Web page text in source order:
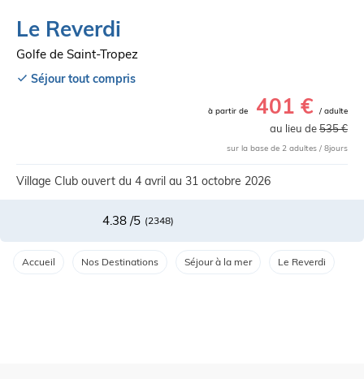
Le Reverdi
Golfe de Saint-Tropez
Séjour tout compris
à partir de 401 € / adulte
au lieu de535 €
sur la base de 2 adultes / 8jours
Village Club ouvert du 4 avril au 31 octobre 2026
4.38 /5 (2348)
Accueil Nos Destinations Séjour à la mer Le Reverdi